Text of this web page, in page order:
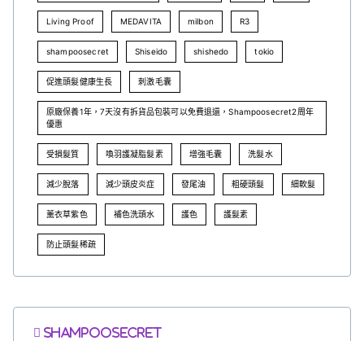
Living Proof MEDAVITA milbon R3
shampoosecret Shiseido shishedo tokio
促進頭髮健康生長 刺激毛囊
原廠保養1年，7天沒有拆貨品包裝可以免費退還，Shampoosecret2周年
優惠
受損髮質 喚羽護凝脂髮素 增強毛囊 洗髮水
減少脫落 減少頭皮炎症 發尾油 粗硬頭髮 細軟髮
薰衣草紫色 補色洗頭水 護色 護髮素
防止頭髮稀疏
Shampoosecret